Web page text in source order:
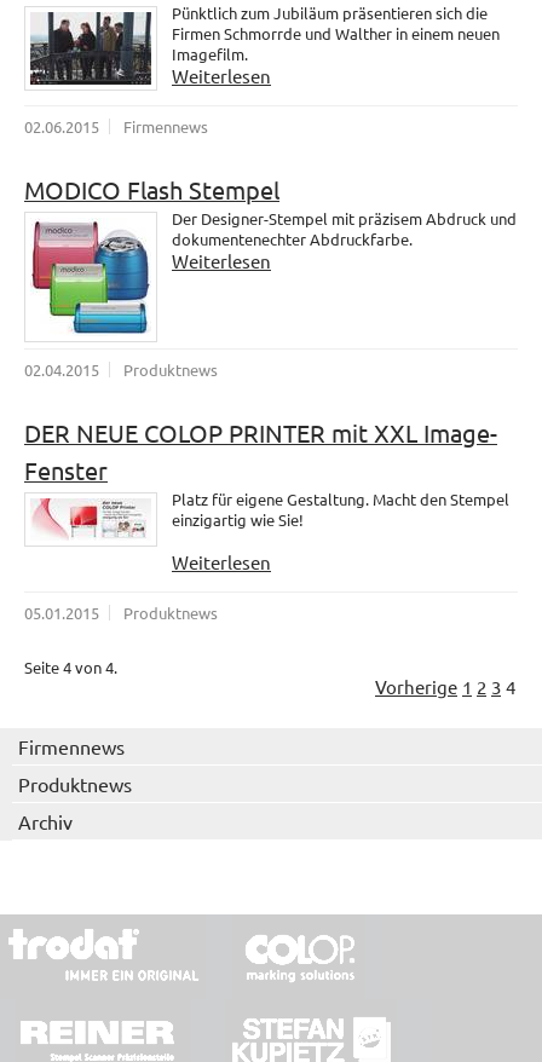
Pünktlich zum Jubiläum präsentieren sich die
Firmen Schmorrde und Walther in einem neuen
Imagefilm.
Weiterlesen
02.06.2015 Firmennews
MODICO Flash Stempel
Der Designer-Stempel mit präzisem Abdruck und
dokumentenechter Abdruckfarbe.
Weiterlesen
02.04.2015 Produktnews
DER NEUE COLOP PRINTER mit XXL Image-
Fenster
Platz für eigene Gestaltung. Macht den Stempel
einzigartig wie Sie!
Weiterlesen
05.01.2015 Produktnews
Seite 4 von 4.
Vorherige 1 2 3 4
Firmennews
Produktnews
Archiv